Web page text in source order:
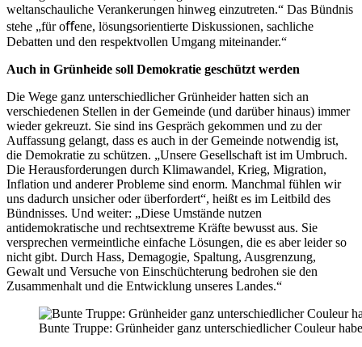
weltanschauliche Verankerungen hinweg einzutreten.“ Das Bündnis
stehe „für oﬀene, lösungsorientierte Diskussionen, sachliche
Debatten und den respektvollen Umgang miteinander.“
Auch in Grünheide soll Demokratie geschützt werden
Die Wege ganz unterschiedlicher Grünheider hatten sich an
verschiedenen Stellen in der Gemeinde (und darüber hinaus) immer
wieder gekreuzt. Sie sind ins Gespräch gekommen und zu der
Auffassung gelangt, dass es auch in der Gemeinde notwendig ist,
die Demokratie zu schützen. „Unsere Gesellschaft ist im Umbruch.
Die Herausforderungen durch Klimawandel, Krieg, Migration,
Inflation und anderer Probleme sind enorm. Manchmal fühlen wir
uns dadurch unsicher oder überfordert“, heißt es im Leitbild des
Bündnisses. Und weiter: „Diese Umstände nutzen
antidemokratische und rechtsextreme Kräfte bewusst aus. Sie
versprechen vermeintliche einfache Lösungen, die es aber leider so
nicht gibt. Durch Hass, Demagogie, Spaltung, Ausgrenzung,
Gewalt und Versuche von Einschüchterung bedrohen sie den
Zusammenhalt und die Entwicklung unseres Landes.“
Bunte Truppe: Grünheider ganz unterschiedlicher Couleur